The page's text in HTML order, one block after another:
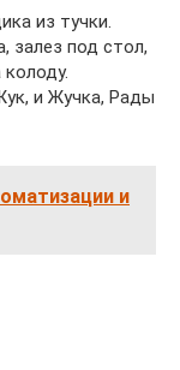
из тучки.
под стол,
и Жучка, Рады
и